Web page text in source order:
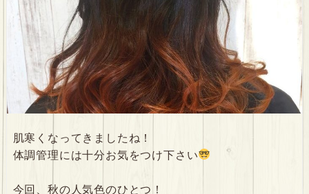
肌寒くなってきましたね！
体調管理には十分お気をつけ下さい
今回、秋の人気色のひとつ！